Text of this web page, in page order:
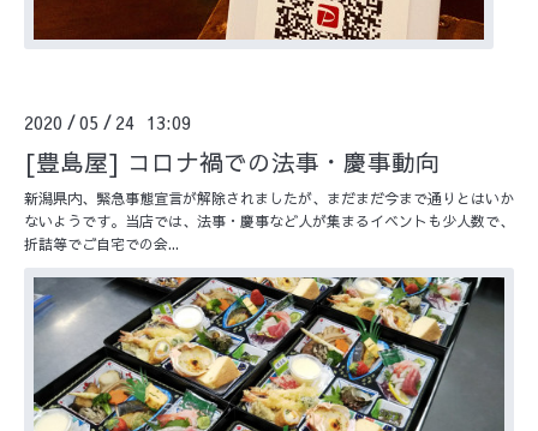
2020 /05 / 24 13:09
[豊島屋] コロナ禍での法事・慶事動向
新潟県内、緊急事態宣言が解除されましたが、まだまだ今まで通りとはいか
ないようです。当店では、法事・慶事など人が集まるイベントも少人数で、
折詰等でご自宅での会...